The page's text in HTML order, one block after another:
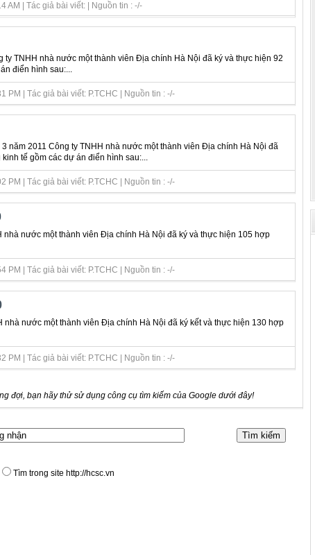
AM | Tác giả bài viết: | Nguồn tin : -/-
ty TNHH nhà nước một thành viên Địa chính Hà Nội đã ký và thực hiện 92
điển hình sau:...
PM | Tác giả bài viết: P.TCHC | Nguồn tin : -/-
năm 2011 Công ty TNHH nhà nước một thành viên Địa chính Hà Nội đã
tế gồm các dự án điển hình sau:...
PM | Tác giả bài viết: P.TCHC | Nguồn tin : -/-
nhà nước một thành viên Địa chính Hà Nội đã ký và thực hiện 105 hợp
PM | Tác giả bài viết: P.TCHC | Nguồn tin : -/-
nhà nước một thành viên Địa chính Hà Nội đã ký kết và thực hiện 130 hợp
PM | Tác giả bài viết: P.TCHC | Nguồn tin : -/-
đợi, bạn hãy thử sử dụng công cụ tìm kiếm của Google dưới đây!
Tìm trong site http://hcsc.vn